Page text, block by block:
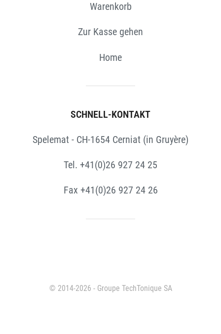
Warenkorb
Zur Kasse gehen
Home
SCHNELL-KONTAKT
Spelemat - CH-1654 Cerniat (in Gruyère)
Tel. +41(0)26 927 24 25
Fax +41(0)26 927 24 26
© 2014-2026 - Groupe TechTonique SA